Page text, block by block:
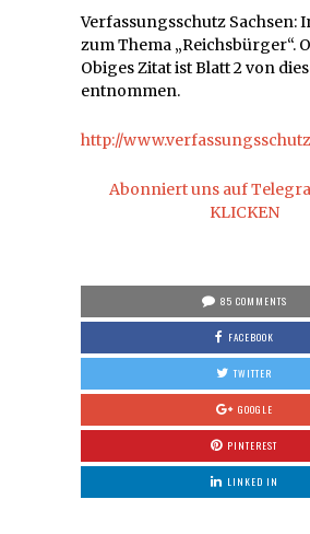
Verfassungsschutz Sachsen:
zum Thema „Reichsbürger“.
Obiges Zitat ist Blatt 2 von
entnommen.
http://
Abonniert uns auf
KLICKEN
85 COMMENTS
FACEBOOK
TWITTER
GOOGLE
PINTEREST
LINKED IN